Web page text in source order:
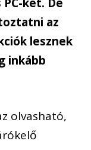
az
lesznek
inkább
olvasható,